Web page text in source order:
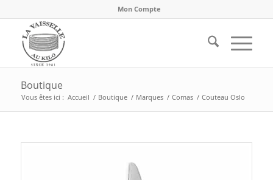
Mon Compte
Boutique
Vous êtes ici : Accueil / Boutique / Marques / Comas / Couteau Oslo